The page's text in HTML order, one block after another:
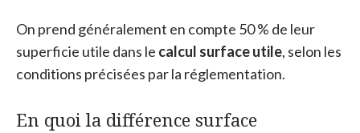
On prend généralement en compte 50 % de leur
superficie utile dans le calcul surface utile, selon les
conditions précisées par la réglementation.
En quoi la différence surface